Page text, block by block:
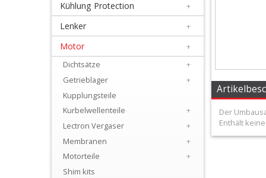
Schmierstoffe
Armaturen
Kühlung Protection +
Lenker +
Motor
+
Dichtsätze
+
Getrieblager
+
Kupplungsteile
Kurbelwellenteile
+
Lectron Vergaser
+
Membranen
+
Motorteile
+
Shim kits
Der
Enthält